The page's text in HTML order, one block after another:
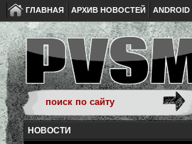
ГЛАВНАЯ АРХИВ НОВОСТЕЙ ANDROID
НОВОСТИ